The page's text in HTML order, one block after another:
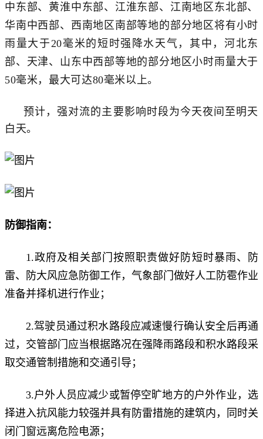
中东部、黄淮中东部、江淮东部、江南地区东北部、
华南中西部、西南地区南部等地的部分地区将有小时
雨量大于20毫米的短时强降水天气，其中，河北东
部、天津、山东中西部等地的部分地区小时雨量大于
50毫米，最大可达80毫米以上。
预计，强对流的主要影响时段为今天夜间至明天
白天。
防御指南：
1.政府及相关部门按照职责做好防短时暴雨、防
雷、防大风应急防御工作，气象部门做好人工防雹作业
准备并择机进行作业；
2.驾驶员通过积水路段应减速慢行确认安全后再通
过，交管部门应当根据路况在强降雨路段和积水路段采
取交通管制措施和交通引导；
3.户外人员应减少或暂停空旷地方的户外作业，选
择进入抗风能力较强并具有防雷措施的建筑内，同时关
闭门窗远离危险电源；